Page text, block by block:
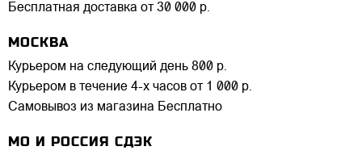
Бесплатная доставка от 30 000 р.
МОСКВА
Курьером на следующий день 800 р.
Курьером в течение 4-х часов от 1 000 р.
Самовывоз из магазина Бесплатно
МО И РОССИЯ СДЭК